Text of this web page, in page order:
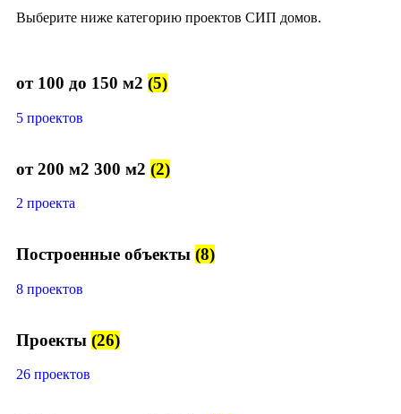
Выберите ниже категорию проектов СИП домов.
от 100 до 150 м2 (5)
5 проектов
от 200 м2 300 м2 (2)
2 проекта
Построенные объекты (8)
8 проектов
Проекты (26)
26 проектов